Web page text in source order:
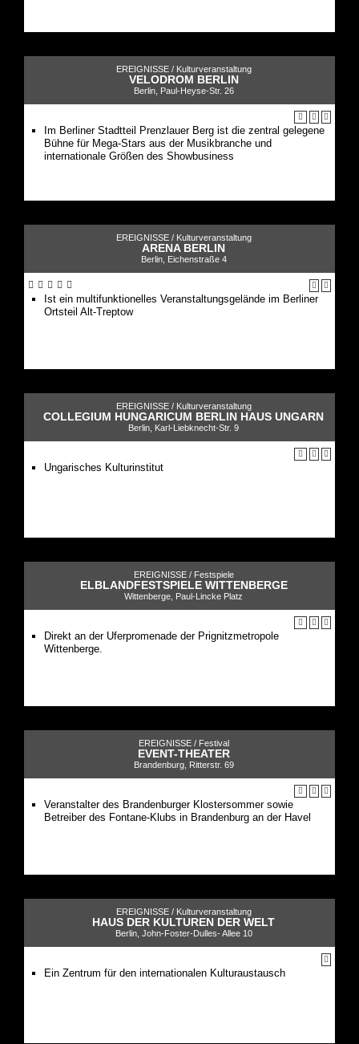
EREIGNISSE / Kulturveranstaltung
VELODROM BERLIN
Berlin, Paul-Heyse-Str. 26
Im Berliner Stadtteil Prenzlauer Berg ist die zentral gelegene
Bühne für Mega-Stars aus der Musikbranche und
internationale Größen des Showbusiness
EREIGNISSE / Kulturveranstaltung
ARENA BERLIN
Berlin, Eichenstraße 4
Ist ein multifunktionelles Veranstaltungsgelände im Berliner
Ortsteil Alt-Treptow
EREIGNISSE / Kulturveranstaltung
COLLEGIUM HUNGARICUM BERLIN HAUS UNGARN
Berlin, Karl-Liebknecht-Str. 9
Ungarisches Kulturinstitut
EREIGNISSE / Festspiele
ELBLANDFESTSPIELE WITTENBERGE
Wittenberge, Paul-Lincke Platz
Direkt an der Uferpromenade der Prignitzmetropole
Wittenberge.
EREIGNISSE / Festival
EVENT-THEATER
Brandenburg, Ritterstr. 69
Veranstalter des Brandenburger Klostersommer sowie
Betreiber des Fontane-Klubs in Brandenburg an der Havel
EREIGNISSE / Kulturveranstaltung
HAUS DER KULTUREN DER WELT
Berlin, John-Foster-Dulles- Allee 10
Ein Zentrum für den internationalen Kulturaustausch